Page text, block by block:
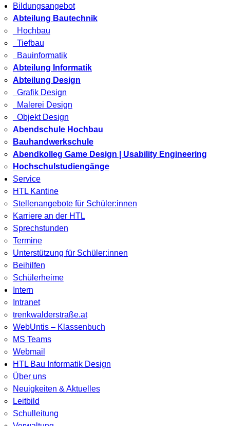
Bildungsangebot
Abteilung Bautechnik
Hochbau
Tiefbau
Bauinformatik
Abteilung Informatik
Abteilung Design
Grafik Design
Malerei Design
Objekt Design
Abendschule Hochbau
Bauhandwerkschule
Abendkolleg Game Design | Usability Engineering
Hochschulstudiengänge
Service
HTL Kantine
Stellenangebote für Schüler:innen
Karriere an der HTL
Sprechstunden
Termine
Unterstützung für Schüler:innen
Beihilfen
Schülerheime
Intern
Intranet
trenkwalderstraße.at
WebUntis – Klassenbuch
MS Teams
Webmail
HTL Bau Informatik Design
Über uns
Neuigkeiten & Aktuelles
Leitbild
Schulleitung